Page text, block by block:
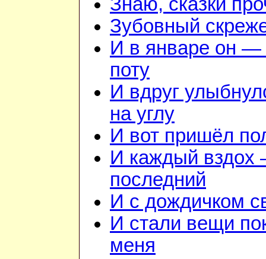
Знаю, сказки
Зубовный
И в январе он —
поту
И вдруг
на углу
И вот пришёл
И каждый вздох
последний
И с дождичком
И стали вещи
меня